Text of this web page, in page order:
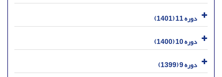
دوره 11 (1401)
دوره 10 (1400)
دوره 9 (1399)